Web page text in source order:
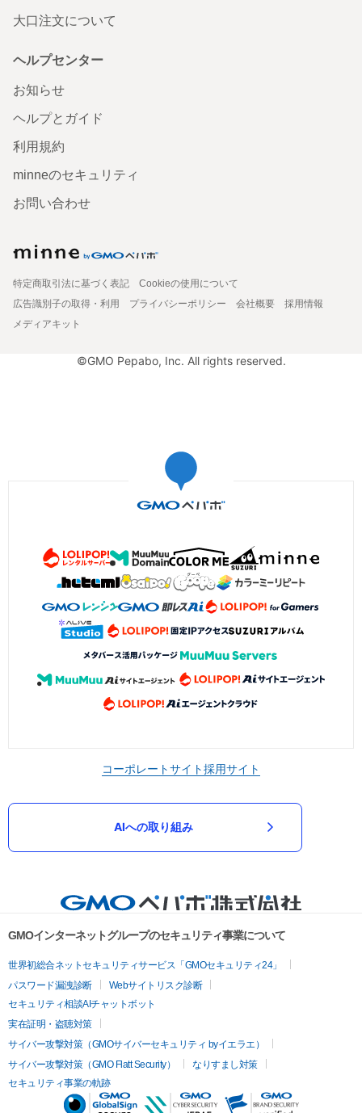
大口注文について
ヘルプセンター
お知らせ
ヘルプとガイド
利用規約
minneのセキュリティ
お問い合わせ
特定商取引法に基づく表記
Cookieの使用について
広告識別子の取得・利用
プライバシーポリシー 会社概要
採用情報
メディアキット
©GMO Pepabo, Inc. All rights reserved.
コーポレートサイト採用サイト
AIへの取り組み
GMOインターネットグループのセキュリティ事業について
世界初総合ネットセキュリティサービス「GMOセキュリティ24」
パスワード漏洩診断
Webサイトリスク診断
セキュリティ相談AIチャットボット
実在証明・盗聴対策
サイバー攻撃対策（GMOサイバーセキュリティ byイエラエ）
サイバー攻撃対策（GMO Flatt Security）
なりすまし対策
セキュリティ事業の軌跡